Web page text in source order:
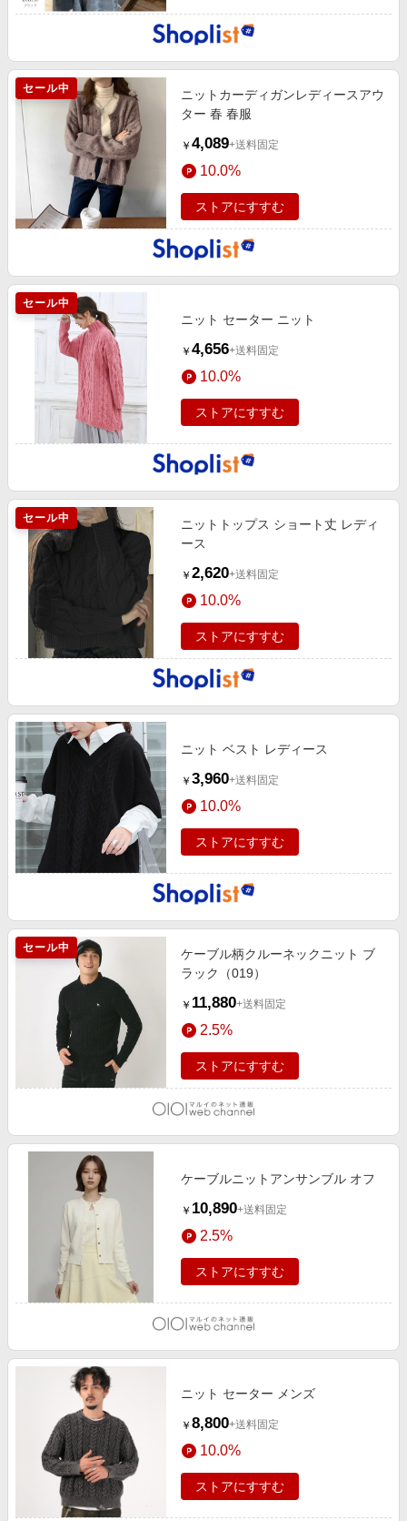
セール中
ニットカーディガンレディースアウ
ター 春 春服
￥ 4,089+送料固定
10.0%
ストアにすすむ
セール中
ニット セーター ニット
￥ 4,656+送料固定
10.0%
ストアにすすむ
セール中
ニットトップス ショート丈 レディ
ース
￥ 2,620+送料固定
10.0%
ストアにすすむ
ニット ベスト レディース
￥ 3,960+送料固定
10.0%
ストアにすすむ
セール中
ケーブル柄クルーネックニット ブ
ラック（019）
￥ 11,880+送料固定
2.5%
ストアにすすむ
ケーブルニットアンサンブル オフ
￥ 10,890+送料固定
2.5%
ストアにすすむ
ニット セーター メンズ
￥ 8,800+送料固定
10.0%
ストアにすすむ